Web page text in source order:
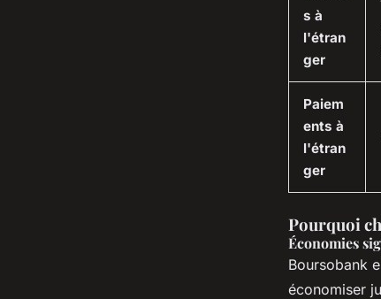
s à
l'étran
ger
Paiem
ents à
l'étran
ger
Pourquoi
Économies
Boursobank
économiser